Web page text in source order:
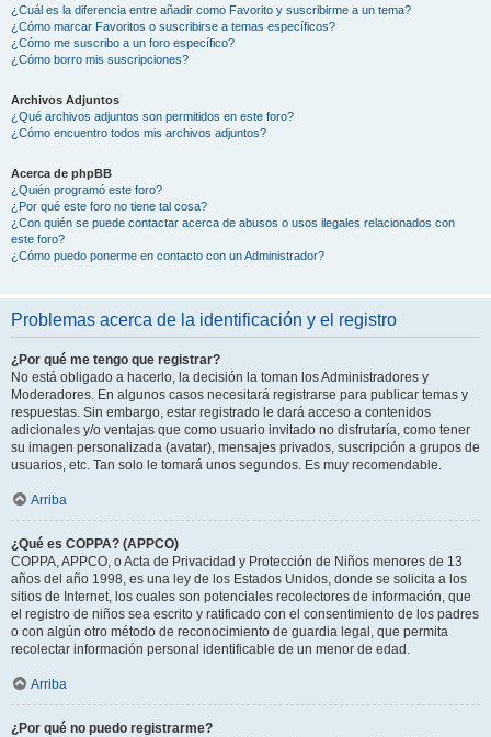
¿Cuál es la diferencia entre añadir como Favorito y suscribirme a un tema?
¿Cómo marcar Favoritos o suscribirse a temas específicos?
¿Cómo me suscribo a un foro específico?
¿Cómo borro mis suscripciones?
Archivos Adjuntos
¿Qué archivos adjuntos son permitidos en este foro?
¿Cómo encuentro todos mis archivos adjuntos?
Acerca de phpBB
¿Quién programó este foro?
¿Por qué este foro no tiene tal cosa?
¿Con quién se puede contactar acerca de abusos o usos ilegales relacionados con
este foro?
¿Cómo puedo ponerme en contacto con un Administrador?
Problemas acerca de la identificación y el registro
¿Por qué me tengo que registrar?
No está obligado a hacerlo, la decisión la toman los Administradores y
Moderadores. En algunos casos necesitará registrarse para publicar temas y
respuestas. Sin embargo, estar registrado le dará acceso a contenidos
adicionales y/o ventajas que como usuario invitado no disfrutaría, como tener
su imagen personalizada (avatar), mensajes privados, suscripción a grupos de
usuarios, etc. Tan solo le tomará unos segundos. Es muy recomendable.
Arriba
¿Qué es COPPA? (APPCO)
COPPA, APPCO, o Acta de Privacidad y Protección de Niños menores de 13
años del año 1998, es una ley de los Estados Unidos, donde se solicita a los
sitios de Internet, los cuales son potenciales recolectores de información, que
el registro de niños sea escrito y ratificado con el consentimiento de los padres
o con algún otro método de reconocimiento de guardia legal, que permita
recolectar información personal identificable de un menor de edad.
Arriba
¿Por qué no puedo registrarme?